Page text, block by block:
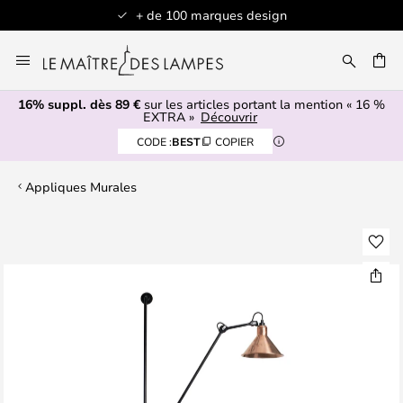
+ de 100 marques design
au
contenu
16% suppl. dès 89 € sur les articles portant la mention « 16 %
EXTRA » Découvrir
CODE :BEST COPIER
Appliques Murales